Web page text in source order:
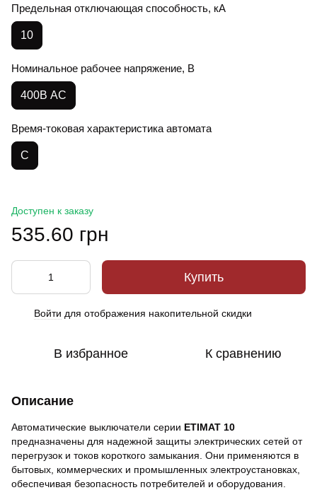
Предельная отключающая способность, кА
10
Номинальное рабочее напряжение, В
400В АС
Время-токовая характеристика автомата
C
Доступен к заказу
535.60 грн
Купить
Войти для отображения накопительной скидки
В избранное К сравнению
Описание
Автоматические выключатели серии ETIMAT 10
предназначены для надежной защиты электрических сетей от
перегрузок и токов короткого замыкания. Они применяются в
бытовых, коммерческих и промышленных электроустановках,
обеспечивая безопасность потребителей и оборудования.